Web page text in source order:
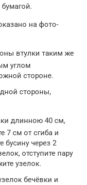
бумагой.
на фото-
втулки таким же
углом
стороне.
стороны,
длинною 40 см,
7 см от сгиба и
бусину через 2
отступите пару
узелок.
бечёвки и